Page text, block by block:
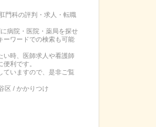
門科の評判・求人・転職
病院・医院・薬局を探せ
ーワードでの検索も可能
い時、医師求人や看護師
利です。
ていますので、是非ご覧
区 / かかりつけ